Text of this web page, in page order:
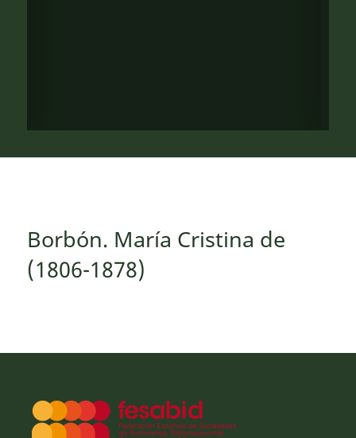
Borbón. María Cristina de
(1806-1878)